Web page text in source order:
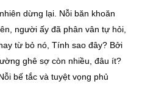
dừng lại. Nỗi băn khoăn
người ấy đã phân vân tự hỏi,
từ bỏ nó, Tính sao đây? Bởi
ghê sợ còn nhiều, đâu ít?
bế tắc và tuyệt vọng phủ